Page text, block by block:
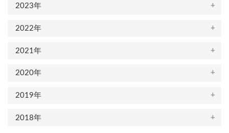
2023年
2022年
2021年
2020年
2019年
2018年